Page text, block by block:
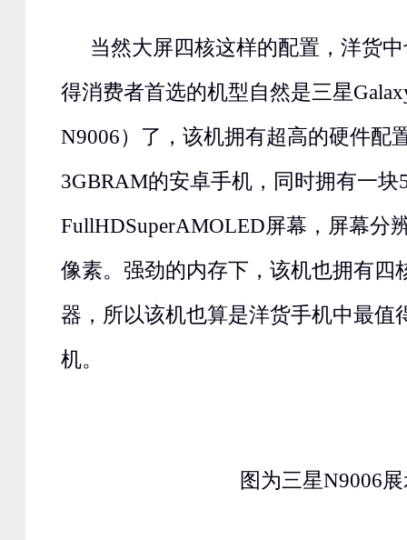
当然大屏四核这样的配置，洋货
得消费者首选的机型自然是三星
N9006）了，该机拥有超高的硬件配
3GBRAM的安卓手机，同时拥有一块
FullHDSuperAMOLED屏幕，屏幕分
像素。强劲的内存下，该机也拥有四
器，所以该机也算是洋货手机中最值
机。
图为三星N9006